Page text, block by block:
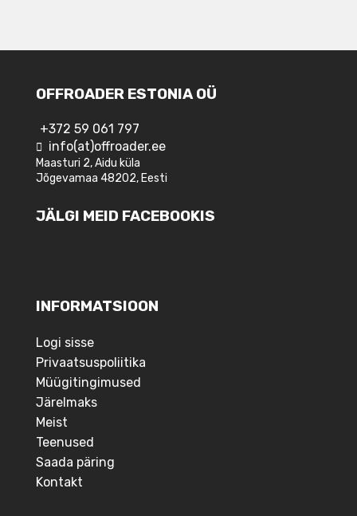
OFFROADER ESTONIA OÜ
+372 59 061 797
info(at)offroader.ee
Maasturi 2, Aidu küla
Jõgevamaa 48202, Eesti
JÄLGI MEID FACEBOOKIS
INFORMATSIOON
Logi sisse
Privaatsuspoliitika
Müügitingimused
Järelmaks
Meist
Teenused
Saada päring
Kontakt